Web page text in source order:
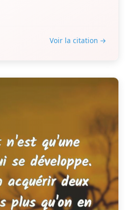
Voir la citation →